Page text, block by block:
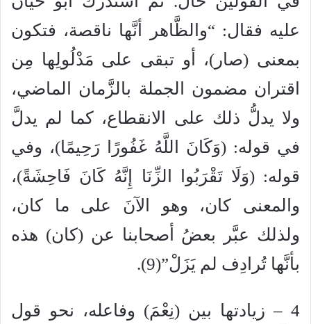
عليه فقال: “والظَّاهر أنَّها ناقصة، فتكون
بمعنى (صار)، أو تبقى على مَدْلُولِها مِن
اقتران مضمون الجملة بالزَّمان الماضي،
ولا يدلُّ ذلك على الانقطاع، كما لم يدلَّ
في قوله: (وَكَانَ اللَّهُ غَفُورًا رَحِيمًا)، وفي
قوله: (وَلَا تَقْرَبُوا الزِّنَا إِنَّهُ كَانَ فَاحِشَةً)،
والمعنى كان، وهو الآنَ على ما كان،
ولذلك عبَّر بعضُ أصحابنا عن (كان) هذه
بأنَّها تُرادِف لم يَزَلْ”(9).
4 – زيادتها بين (نِعْمَ) وفاعله، نحو قول